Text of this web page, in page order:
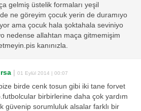
gelmiş üstelik formaları yeşil
ne göreyim çocuk yerin de duramıyo
ama çocuk hala şoktahala seviniyo
nedense allahtan maça gitmemişim
kanınızla.
| 01 Eylül 2014 | 00:07
birde cenk tosun gibi iki tane forvet
birbirlerine daha çok yardım
güvenip sorumluluk alsalar farklı bir